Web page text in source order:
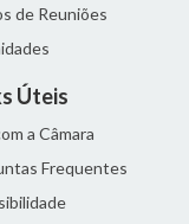
de Reuniões
Úteis
a Câmara
Frequentes